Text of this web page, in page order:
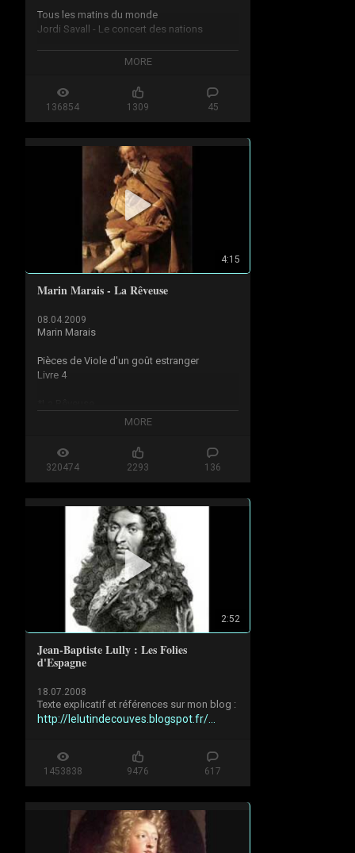
Tous les matins du monde
Jordi Savall - Le concert des nations
Nature morte avec livres
MORE
136854 1309 45
4:15
Marin Marais - La Rêveuse
08.04.2009
Marin Marais
Pièces de Viole d'un goût estranger
Livre 4
Mieneke van der Velden - Viola da Gamba
Glen Wilson - Harpsichord
MORE
320474 2293 136
2:52
Jean-Baptiste Lully : Les Folies
d'Espagne
18.07.2008
http://lelutindecouves.blogspot.fr/...
1453838 9476 617